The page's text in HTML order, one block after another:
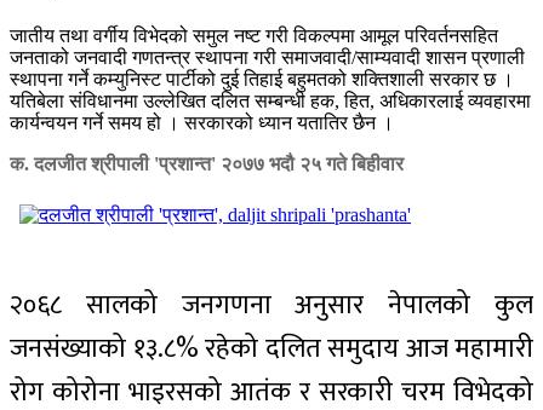
जातीय तथा वर्गीय विभेदको समुल नष्ट गरी विकल्पमा आमूल परिवर्तनसहित
जनताको जनवादी गणतन्त्र स्थापना गरी समाजवादी/साम्यवादी शासन प्रणाली
स्थापना गर्ने कम्युनिस्ट पार्टीको दुई तिहाई बहुमतको शक्तिशाली सरकार छ ।
यतिबेला संविधानमा उल्लेखित दलित सम्बन्धी हक, हित, अधिकारलाई व्यवहारमा
कार्यन्वयन गर्ने समय हो । सरकारको ध्यान यतातिर छैन ।
क. दलजीत श्रीपाली 'प्रशान्त' २०७७ भदौ २५ गते बिहीवार
२०६८ सालको जनगणना अनुसार नेपालको कुल
जनसंख्याको १३.८% रहेको दलित समुदाय आज महामारी
रोग कोरोना भाइरसको आतंक र सरकारी चरम विभेदको